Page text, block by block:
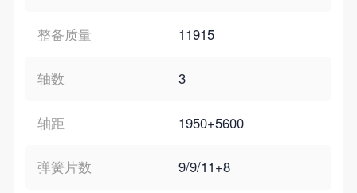
整备质量 11915
轴数 3
轴距 1950+5600
弹簧片数 9/9/11+8